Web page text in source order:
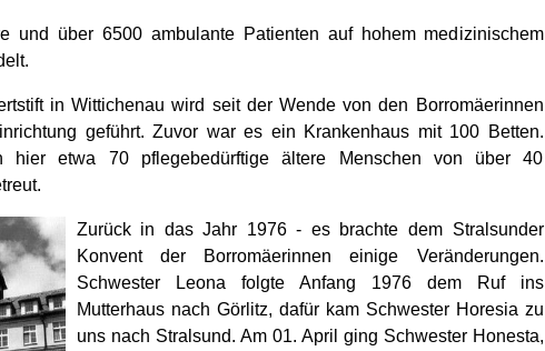
und über 6500 ambulante Patienten auf hohem medizinischem
in Wittichenau wird seit der Wende von den Borromäerinnen
geführt. Zuvor war es ein Krankenhaus mit 100 Betten.
hier etwa 70 pflegebedürftige ältere Menschen von über 40
Zurück in das Jahr 1976 - es brachte dem Stralsunder
Konvent der Borromäerinnen einige Veränderungen.
Schwester Leona folgte Anfang 1976 dem Ruf ins
Mutterhaus nach Görlitz, dafür kam Schwester Horesia zu
uns nach Stralsund. Am 01. April ging Schwester Honesta,